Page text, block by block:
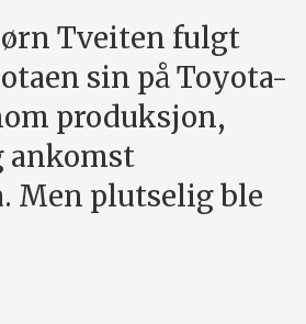
Tveiten fulgt
sin på Toyota-
produksjon,
ankomst
Men plutselig ble